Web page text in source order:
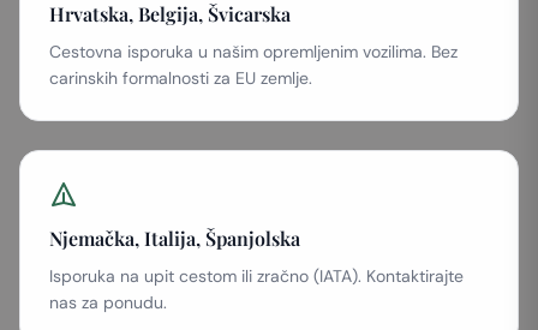
Hrvatska, Belgija, Švicarska
Cestovna isporuka u našim opremljenim vozilima. Bez
carinskih formalnosti za EU zemlje.
Njemačka, Italija, Španjolska
Isporuka na upit cestom ili zračno (IATA). Kontaktirajte
nas za ponudu.